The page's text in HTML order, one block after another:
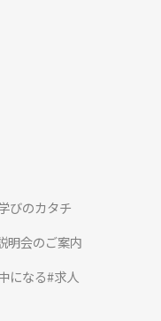
びのカタチ
明会のご案内
になる#求人